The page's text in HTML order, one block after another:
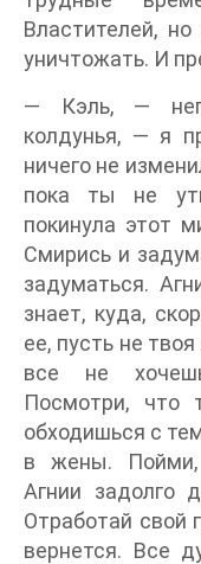
Властителей,
уничтожать. И
— Кэль, —
колдунья, — я
ничего не
пока ты не
покинула этот
Смирись и
задуматься.
знает, куда,
ее, пусть не
все не
Посмотри, что
обходишься с
в жены. Пойми,
Агнии задолго
Отработай свой
вернется. Все